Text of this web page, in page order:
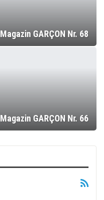
Magazin GARÇON Nr. 68
Magazin GARÇON Nr. 66